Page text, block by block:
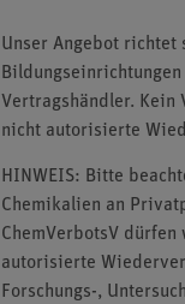
Unser Angebot
Vertragshändler. Kein
nicht autorisierte
HINWEIS: Bitte
Chemikalien an
ChemVerbotsV
autorisierte
Forschungs-,